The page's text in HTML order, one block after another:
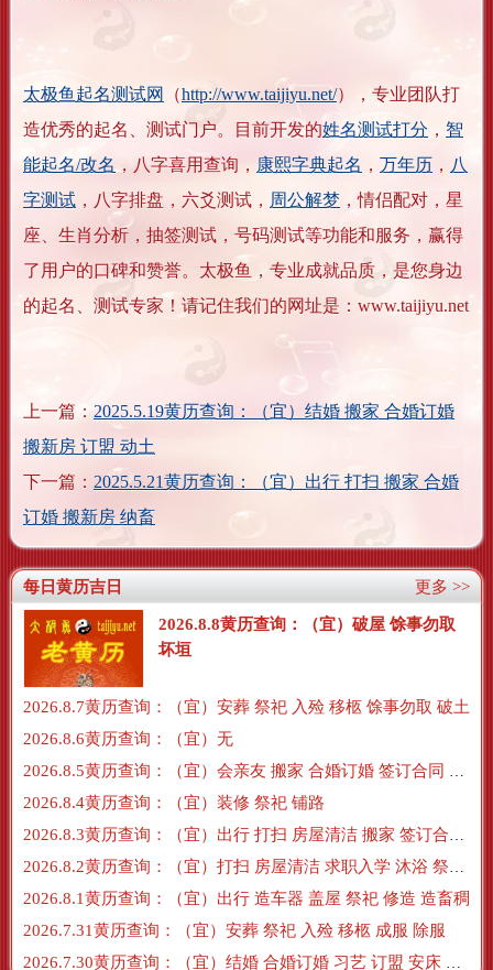
太极鱼起名测试网 （http://www.taijiyu.net/），专业团队打
造优秀的起名、测试门户。目前开发的姓名测试打分 ， 智
能起名/改名 ，八字喜用查询， 康熙字典起名 ， 万年历 ， 八
字测试 ，八字排盘，六爻测试， 周公解梦 ，情侣配对，星
座、生肖分析，抽签测试，号码测试等功能和服务，赢得
了用户的口碑和赞誉。太极鱼，专业成就品质，是您身边
的起名、测试专家！请记住我们的网址是：www.taijiyu.net
上一篇： 2025.5.19黄历查询：（宜）结婚 搬家 合婚订婚
搬新房 订盟 动土
下一篇： 2025.5.21黄历查询：（宜）出行 打扫 搬家 合婚
订婚 搬新房 纳畜
更多 >>
每日黄历吉日
2026.8.8黄历查询：（宜）破屋 馀事勿取
坏垣
2026.8.7黄历查询：（宜）安葬 祭祀 入殓 移柩 馀事勿取 破土
2026.8.6黄历查询：（宜）无
2026.8.5黄历查询：（宜）会亲友 搬家 合婚订婚 签订合同 搬新房 订盟
2026.8.4黄历查询：（宜）装修 祭祀 铺路
2026.8.3黄历查询：（宜）出行 打扫 房屋清洁 搬家 签订合同 交易
2026.8.2黄历查询：（宜）打扫 房屋清洁 求职入学 沐浴 祭祀 牧养
2026.8.1黄历查询：（宜）出行 造车器 盖屋 祭祀 修造 造畜稠
2026.7.31黄历查询：（宜）安葬 祭祀 入殓 移柩 成服 除服
2026.7.30黄历查询：（宜）结婚 合婚订婚 习艺 订盟 安床 沐浴